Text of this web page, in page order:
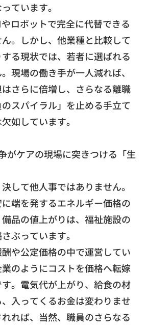
ています。
ロボットで完全に代替できる
。しかし、 他業種と比較して
る現状では、 若者に選ばれる
現場の働き手が一人減れば、
さらに倍増し、さらなる離職
のスパイラル」を止める手立て
如しています。
がケアの現場に突きつける「生
して他人事ではありません。
端を発するエネルギー価格の
備品の値上がりは、福祉施設の
ぶっています。
や公定価格の中で運営してい
のようにコストを価格へ転嫁
。 電気代が上がり、給食の材
入ってくるお金は変わりませ
れば、当然、 職員のさらなる